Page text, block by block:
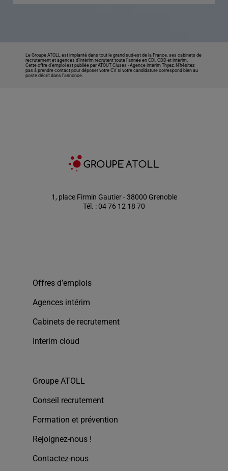
Le Groupe ATOLL est implanté dans tout le grand sud-est de la France, ses cabinets de
recrutement et agences d’intérim recrutent toute l’année en CDI, CDD et intérim.
Cette offre d’emploi est publiée par ATOUT Cluses -Agence intérim Thyez. N’hésitez
pas à prendre contact pour déposer votre CV si votre candidature correspond bien au
poste décrit dans l'annonce.
1, place Firmin Gautier - 38000 Grenoble
Tél. : 04 76 12 18 70
Offres d’emplois
Agences intérim
Cabinets de recrutement
Interim cloud
Groupe ATOLL
Conseil recrutement
Formation et prévention
Rejoignez-nous !
Contactez-nous